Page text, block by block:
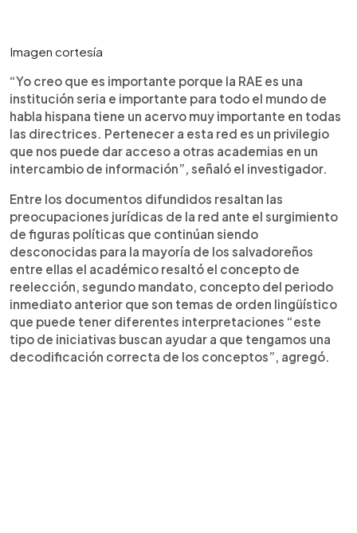
Imagen cortesía
“Yo creo que es importante porque la RAE es una
institución seria e importante para todo el mundo de
habla hispana tiene un acervo muy importante en todas
las directrices. Pertenecer a esta red es un privilegio
que nos puede dar acceso a otras academias en un
intercambio de información”, señaló el investigador.
Entre los documentos difundidos resaltan las
preocupaciones jurídicas de la red ante el surgimiento
de figuras políticas que continúan siendo
desconocidas para la mayoría de los salvadoreños
entre ellas el académico resaltó el concepto de
reelección, segundo mandato, concepto del periodo
inmediato anterior que son temas de orden lingüístico
que puede tener diferentes interpretaciones “este
tipo de iniciativas buscan ayudar a que tengamos una
decodificación correcta de los conceptos”, agregó.